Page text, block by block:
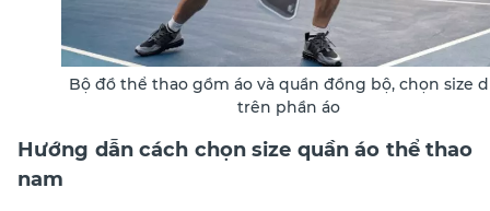
Bộ đồ thể thao gồm áo và quần đồng bộ, chọn size
trên phần áo
Hướng dẫn cách chọn size quần áo thể thao
nam